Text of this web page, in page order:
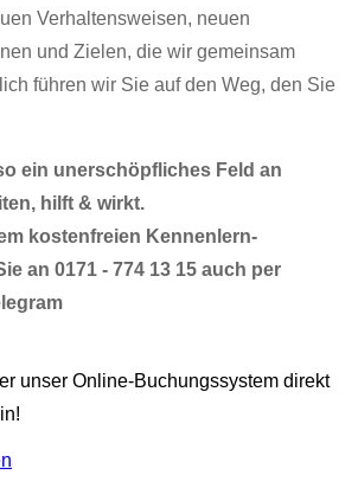
Verhaltensweisen, neuen
und Zielen, die wir gemeinsam
führen wir Sie auf den Weg, den Sie
ein unerschöpfliches Feld an
hilft & wirkt.
kostenfreien Kennenlern-
an 0171 - 774 13 15 auch per
unser Online-Buchungssystem direkt